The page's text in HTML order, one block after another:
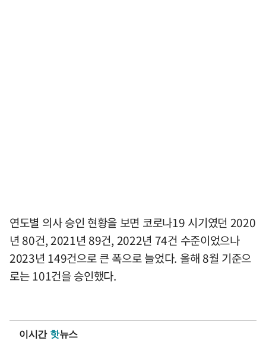
연도별 의사 승인 현황을 보면 코로나19 시기였던 2020
년 80건, 2021년 89건, 2022년 74건 수준이었으나
2023년 149건으로 큰 폭으로 늘었다. 올해 8월 기준으
로는 101건을 승인했다.
이시간 핫뉴스